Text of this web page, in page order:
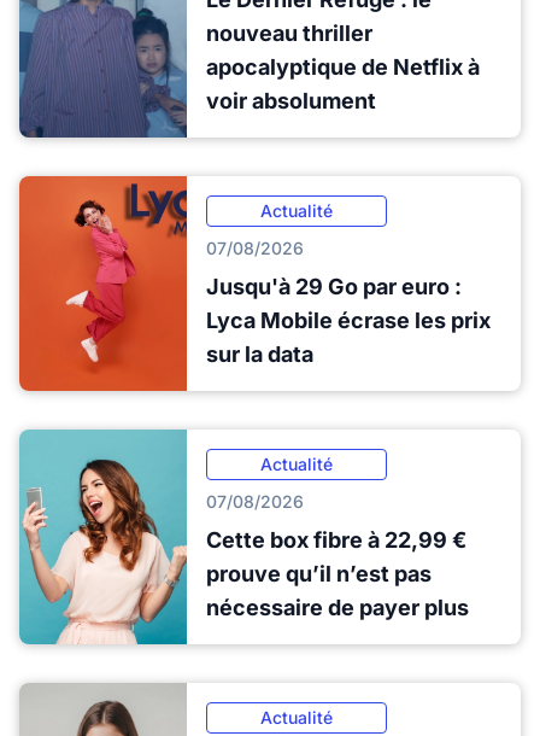
nouveau thriller
apocalyptique de Netflix à
voir absolument
Actualité
07/08/2026
Jusqu'à 29 Go par euro :
Lyca Mobile écrase les prix
sur la data
Actualité
07/08/2026
Cette box fibre à 22,99 €
prouve qu’il n’est pas
nécessaire de payer plus
Actualité